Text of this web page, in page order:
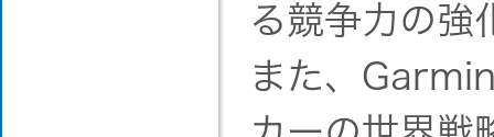
る競争力の強
また、